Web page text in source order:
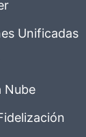
Unificadas
Nube